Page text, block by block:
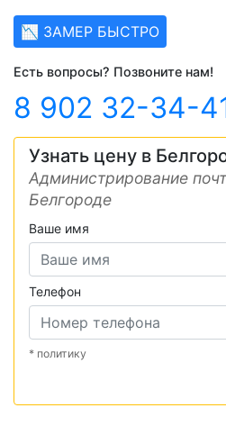
📉 ЗАМЕР БЫСТРО
Есть вопросы? Позвоните нам!
8 902 32-34-
Узнать цену в
Администрирование
Белгороде
Ваше имя
Телефон
* политику